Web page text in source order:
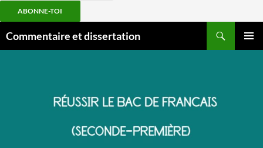
ABONNE-TOI
auCommentaire et dissertation